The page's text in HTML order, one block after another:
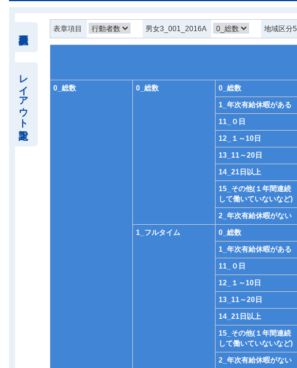
レイアウト設定
表章項目 男女3_001_2016A 地域区分
0_総数 0_総数 0_総数
1_年次有給休暇がある
11_０日
12_１～10日
13_11～20日
14_21日以上
15_その他(１年間連続
して働いていないなど)
2_年次有給休暇がない
1_フルタイム
0_総数
1_年次有給休暇がある
11_０日
12_１～10日
13_11～20日
14_21日以上
15_その他(１年間連続
して働いていないなど)
2_年次有給休暇がない